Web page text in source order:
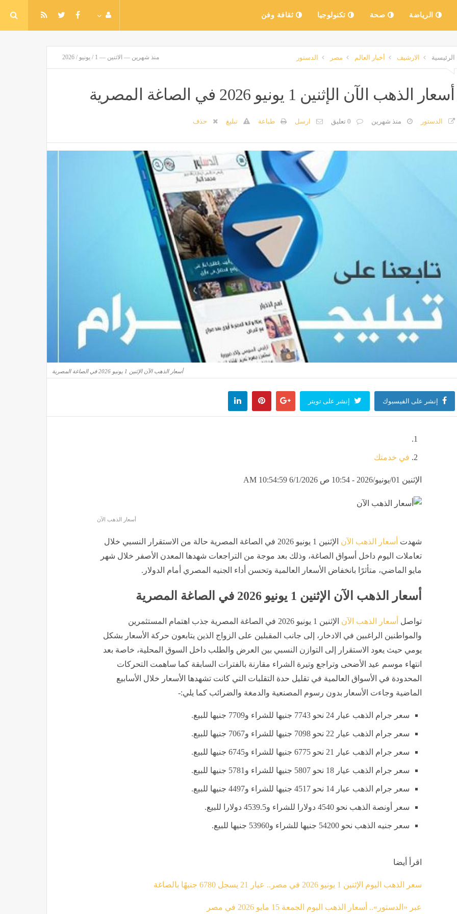
الرياضة صحة تكنولوجيا ثقافة وفن
الرئيسية الارشيف أخبار العالم مصر الدستور منذ شهرين — الاثنين — 1 / يونيو / 2026
أسعار الذهب الآن الإثنين 1 يونيو 2026 في الصاغة المصرية
الدستور منذ شهرين 0 تعليق ارسل طباعة تبليغ حذف
أسعار الذهب الآن الإثنين 1 يونيو 2026 في الصاغة المصرية
إنشر على الفيسبوك إنشر على تويتر
في خدمتك
الإثنين 01/يونيو/2026 - 10:54 ص 6/1/2026 10:54:59 AM
أسعار الذهب الآن
شهدت أسعار الذهب الآن
الإثنين 1 يونيو 2026 في الصاغة المصرية حالة من الاستقرار النسبي خلال
تعاملات اليوم داخل أسواق الصاغة، وذلك بعد موجة من التراجعات شهدها المعدن الأصفر خلال شهر
مايو الماضي، متأثرًا بانخفاض الأسعار العالمية وتحسن أداء الجنيه المصري أمام الدولار.
أسعار الذهب الآن الإثنين 1 يونيو 2026 في الصاغة المصرية
تواصل أسعار الذهب الآن
الإثنين 1 يونيو 2026 في الصاغة المصرية جذب اهتمام المستثمرين
والمواطنين الراغبين في الادخار، إلى جانب المقبلين على الزواج الذين يتابعون حركة الأسعار بشكل
يومي حيث يعود الاستقرار إلى التوازن النسبي بين العرض والطلب داخل السوق المحلية، خاصة بعد
انتهاء موسم عيد الأضحى وتراجع وتيرة الشراء مقارنة بالفترات السابقة كما ساهمت التحركات
المحدودة في الأسواق العالمية في تقليل حدة التقلبات التي كانت تشهدها الأسعار خلال الأسابيع
الماضية وجاءت الأسعار بدون رسوم المصنعية والدمغة والضرائب كما يلي:-
سعر جرام الذهب عيار 24 نحو 7743 جنيها للشراء و7709 جنيها للبيع.
سعر جرام الذهب عيار 22 نحو 7098 جنيها للشراء و7067 جنيها للبيع.
سعر جرام الذهب عيار 21 نحو 6775 جنيها للشراء و6745 جنيها للبيع.
سعر جرام الذهب عيار 18 نحو 5807 جنيها للشراء و5781 جنيها للبيع.
سعر جرام الذهب عيار 14 نحو 4517 جنيها للشراء و4497 جنيها للبيع.
سعر أونصة الذهب نحو 4540 دولارا للشراء و4539.5 دولارا للبيع.
سعر جنيه الذهب نحو 54200 جنيها للشراء و53960 جنيها للبيع.
اقرأ أيضا
سعر الذهب اليوم الإثنين 1 يونيو 2026 في مصر.. عيار 21 يسجل 6780 جنيهًا بالصاغة
عبر «الدستور».. أسعار الذهب اليوم الجمعة 15 مايو 2026 في مصر